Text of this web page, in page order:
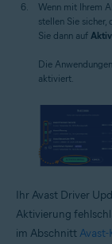
Wenn mit Ihrem
stellen Sie
Sie dann auf
Die
aktiviert.
Ihr Avast Driver
Aktivierung
im Abschnitt